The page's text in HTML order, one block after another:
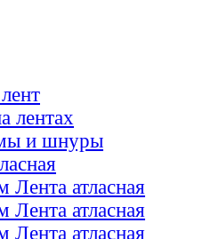
лентах
и шнуры
Лента атласная
Лента атласная
Лента атласная